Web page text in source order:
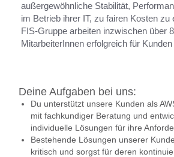
außergewöhnliche Stabilität,
im Betrieb ihrer IT, zu fairen Kosten zu
FIS-Gruppe arbeiten inzwischen über
MitarbeiterInnen erfolgreich für
Deine Aufgaben bei uns:
Du unterstützt unsere Kunden als
mit fachkundiger Beratung und
individuelle Lösungen für ihre
Bestehende Lösungen unserer
kritisch und sorgst für deren